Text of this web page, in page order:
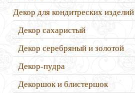
Декор для кондитреских изделий
Декор сахаристый
Декор серебряный и золотой
Декор-пудра
Декоршок и блистершок